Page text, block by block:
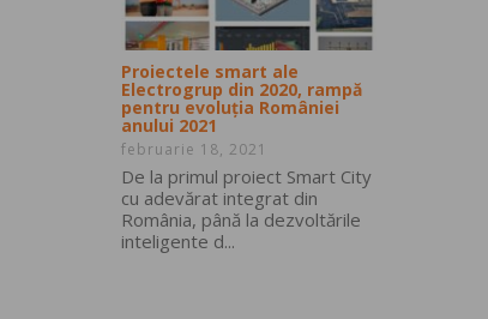
Proiectele smart ale
Electrogrup din 2020, rampă
pentru evoluția României
anului 2021
februarie 18, 2021
De la primul proiect Smart City
cu adevărat integrat din
România, până la dezvoltările
inteligente d...